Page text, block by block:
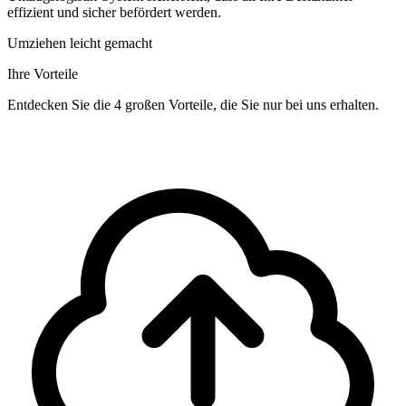
effizient und sicher befördert werden.
Umziehen leicht gemacht
Ihre Vorteile
Entdecken Sie die 4 großen Vorteile, die Sie nur bei uns erhalten.